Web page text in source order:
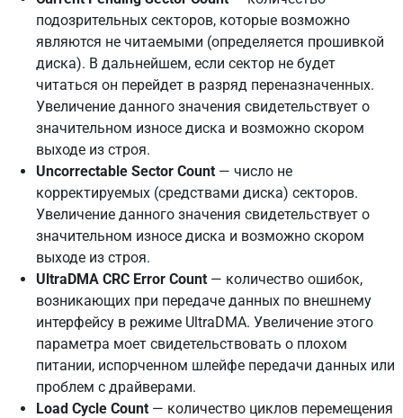
подозрительных секторов, которые возможно
являются не читаемыми (определяется прошивкой
диска). В дальнейшем, если сектор не будет
читаться он перейдет в разряд переназначенных.
Увеличение данного значения свидетельствует о
значительном износе диска и возможно скором
выходе из строя.
Uncorrectable Sector Count — число не
корректируемых (средствами диска) секторов.
Увеличение данного значения свидетельствует о
значительном износе диска и возможно скором
выходе из строя.
UltraDMA CRC Error Count — количество ошибок,
возникающих при передаче данных по внешнему
интерфейсу в режиме UltraDMA. Увеличение этого
параметра моет свидетельствовать о плохом
питании, испорченном шлейфе передачи данных или
проблем с драйверами.
Load Cycle Count — количество циклов перемещения